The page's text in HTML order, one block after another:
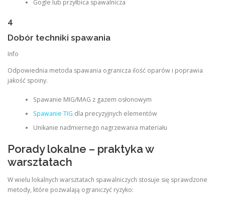
Gogle lub przyłbica spawalnicza
4
Dobór techniki spawania
Info
Odpowiednia metoda spawania ogranicza ilość oparów i poprawia
jakość spoiny.
Spawanie MIG/MAG z gazem osłonowym
Spawanie TIG dla precyzyjnych elementów
Unikanie nadmiernego nagrzewania materiału
Porady lokalne – praktyka w
warsztatach
W wielu lokalnych warsztatach spawalniczych stosuje się sprawdzone
metody, które pozwalają ograniczyć ryzyko: